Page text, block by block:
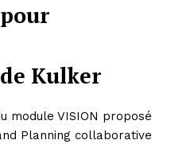
Kulker
module VISION proposé
Planning collaborative